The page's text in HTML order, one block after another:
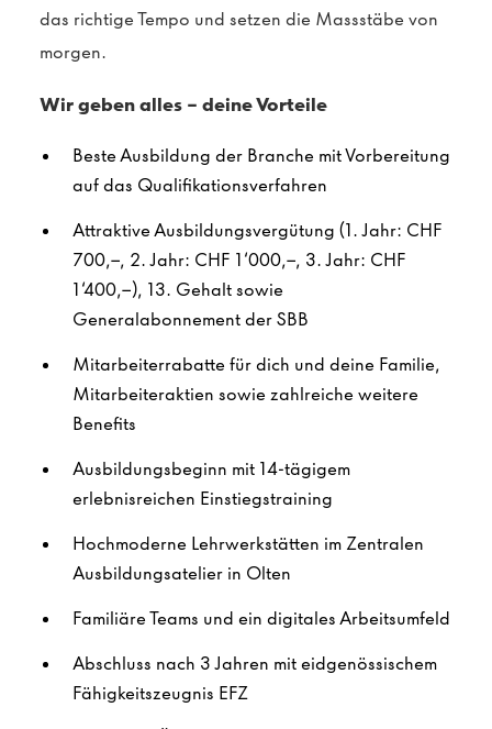
das richtige Tempo und setzen die Massstäbe von
morgen.
Wir geben alles – deine Vorteile
Beste Ausbildung der Branche mit Vorbereitung
auf das Qualifikationsverfahren
Attraktive Ausbildungsvergütung (1. Jahr: CHF
700,--, 2. Jahr: CHF 1‘000,--, 3. Jahr: CHF
1‘400,--), 13. Gehalt sowie
Generalabonnement der SBB
Mitarbeiterrabatte für dich und deine Familie,
Mitarbeiteraktien sowie zahlreiche weitere
Benefits
Ausbildungsbeginn mit 14-tägigem
erlebnisreichen Einstiegstraining
Hochmoderne Lehrwerkstätten im Zentralen
Ausbildungsatelier in Olten
Familiäre Teams und ein digitales Arbeitsumfeld
Abschluss nach 3 Jahren mit eidgenössischem
Fähigkeitszeugnis EFZ